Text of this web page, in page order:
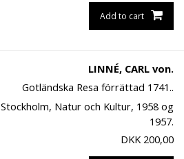
Add to cart
LINNÉ, CARL von.
Gotländska Resa förrättad 1741..
Stockholm, Natur och Kultur, 1958 og
1957.
DKK 200,00